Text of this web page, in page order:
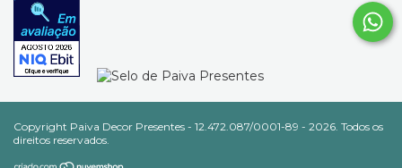
Copyright Paiva Decor Presentes - 12.472.087/0001-89 - 2026. Todos os
direitos reservados.